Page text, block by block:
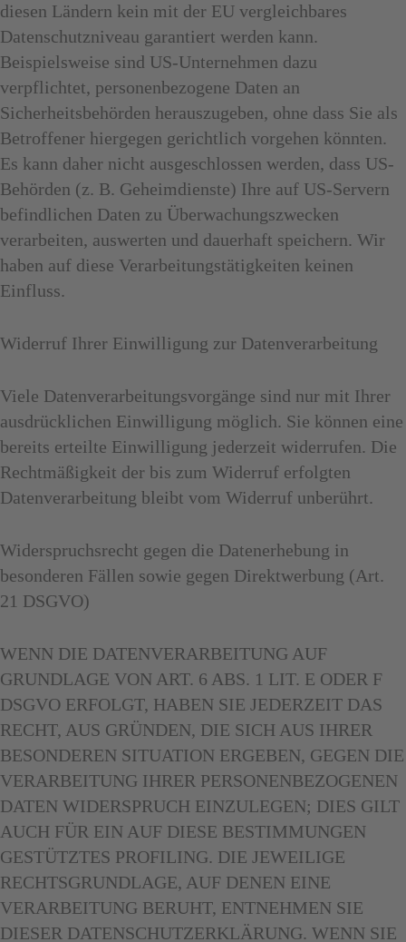
diesen Ländern kein mit der EU vergleichbares
Datenschutzniveau garantiert werden kann.
Beispielsweise sind US-Unternehmen dazu
verpflichtet, personenbezogene Daten an
Sicherheitsbehörden herauszugeben, ohne dass Sie als
Betroffener hiergegen gerichtlich vorgehen könnten.
Es kann daher nicht ausgeschlossen werden, dass US-
Behörden (z. B. Geheimdienste) Ihre auf US-Servern
befindlichen Daten zu Überwachungszwecken
verarbeiten, auswerten und dauerhaft speichern. Wir
haben auf diese Verarbeitungstätigkeiten keinen
Einfluss.
Widerruf Ihrer Einwilligung zur Datenverarbeitung
Viele Datenverarbeitungsvorgänge sind nur mit Ihrer
ausdrücklichen Einwilligung möglich. Sie können eine
bereits erteilte Einwilligung jederzeit widerrufen. Die
Rechtmäßigkeit der bis zum Widerruf erfolgten
Datenverarbeitung bleibt vom Widerruf unberührt.
Widerspruchsrecht gegen die Datenerhebung in
besonderen Fällen sowie gegen Direktwerbung (Art.
21 DSGVO)
WENN DIE DATENVERARBEITUNG AUF
GRUNDLAGE VON ART. 6 ABS. 1 LIT. E ODER F
DSGVO ERFOLGT, HABEN SIE JEDERZEIT DAS
RECHT, AUS GRÜNDEN, DIE SICH AUS IHRER
BESONDEREN SITUATION ERGEBEN, GEGEN DIE
VERARBEITUNG IHRER PERSONENBEZOGENEN
DATEN WIDERSPRUCH EINZULEGEN; DIES GILT
AUCH FÜR EIN AUF DIESE BESTIMMUNGEN
GESTÜTZTES PROFILING. DIE JEWEILIGE
RECHTSGRUNDLAGE, AUF DENEN EINE
VERARBEITUNG BERUHT, ENTNEHMEN SIE
DIESER DATENSCHUTZERKLÄRUNG. WENN SIE